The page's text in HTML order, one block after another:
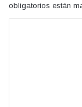
obligatorios están